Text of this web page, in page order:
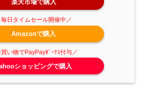
楽天市場で購入
Amazonで購入
ショッピングで購入